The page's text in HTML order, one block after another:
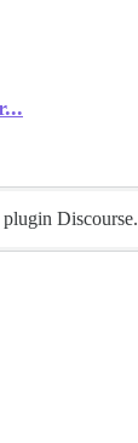
Discourse.